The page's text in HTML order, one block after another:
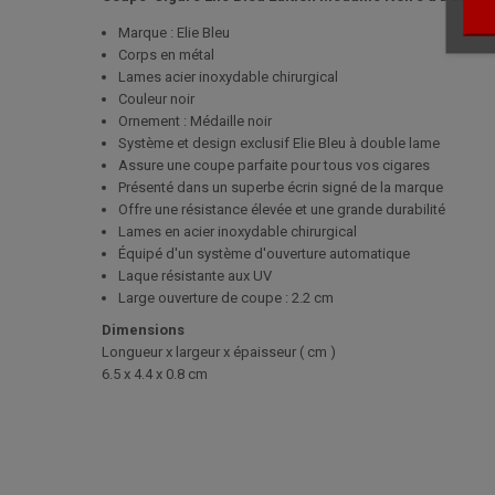
Marque : Elie Bleu
Corps en métal
Lames acier inoxydable chirurgical
Couleur noir
Ornement : Médaille noir
Système et design exclusif Elie Bleu à double lame
Assure une coupe parfaite pour tous vos cigares
Présenté dans un superbe écrin signé de la marque
Offre une résistance élevée et une grande durabilité
Lames en acier inoxydable chirurgical
Équipé d'un système d'ouverture automatique
Laque résistante aux UV
Large ouverture de coupe : 2.2 cm
Dimensions
Longueur x largeur x épaisseur ( cm )
6.5 x 4.4 x 0.8 cm